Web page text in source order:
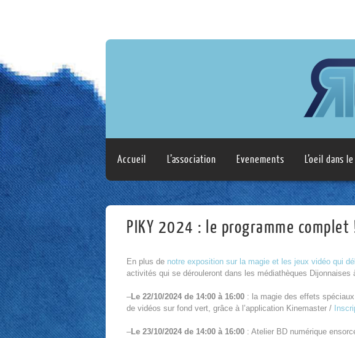
Accueil L’association Evenements L’oeil dans
PIKY 2024 : le programme complet
En plus de notre exposition sur la magie et les jeux vidéo qui
activités qui se dérouleront dans les médiathèques Dijonnaises
–Le 22/10/2024 de 14:00 à 16:00 : la magie des effets
de vidéos sur fond vert, grâce à l’application Kinemaster /
–Le 23/10/2024 de 14:00 à 16:00 : Atelier BD numérique